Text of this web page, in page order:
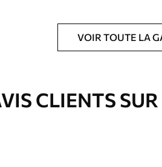
en rouleaux jusqu’à 50 cm de large.
VOIR TOUTE LA
CLIENTS